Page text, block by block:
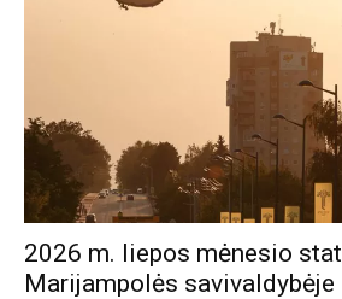
2026 m. liepos mėnesio
Marijampolės savivaldybėje